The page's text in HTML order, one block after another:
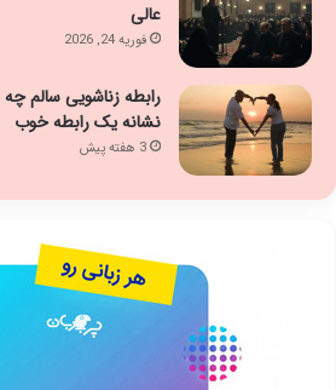
عالی
فوریه 24, 2026
نشانه یک رابطه خوب
3 هفته پیش